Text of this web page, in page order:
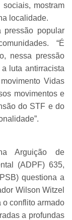
mostram
localidade.
pressão popular
“É
nessa pressão
luta antirracista
Vidas
movimentos e
do STF e do
Arguição de
(ADPF) 635,
questiona a
Wilson Witzel
o conflito armado
a profundas